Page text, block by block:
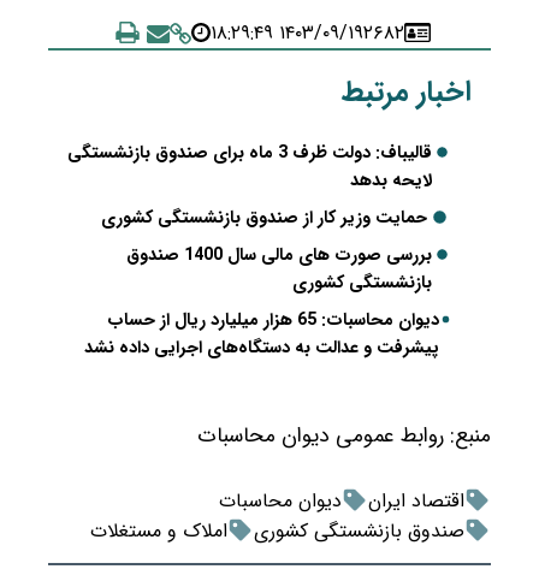
۲۶۸۲۱۴۰۳/۰۹/۱۹ ۱۸:۲۹:۴۹
اخبار مرتبط
قالیباف: دولت ظرف 3 ماه برای صندوق بازنشستگی
لایحه بدهد
حمایت وزیر کار از صندوق بازنشستگی کشوری
بررسی صورت های مالی سال 1400 صندوق
بازنشستگی کشوری
دیوان محاسبات: 65 هزار میلیارد ریال از حساب
پیشرفت و عدالت به دستگاه‌های اجرایی داده نشد
منبع: روابط عمومی دیوان محاسبات
اقتصاد ایران
دیوان محاسبات
صندوق بازنشستگی کشوری
املاک و مستغلات